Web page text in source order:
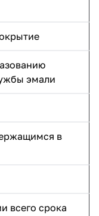
эмали
в
всего срока